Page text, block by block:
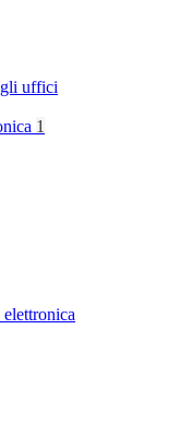
uffici
1